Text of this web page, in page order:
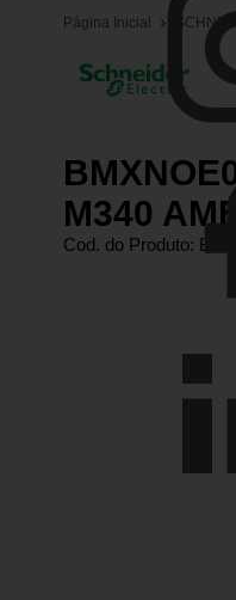
Página Inicial
M340
Cod. do Produto: